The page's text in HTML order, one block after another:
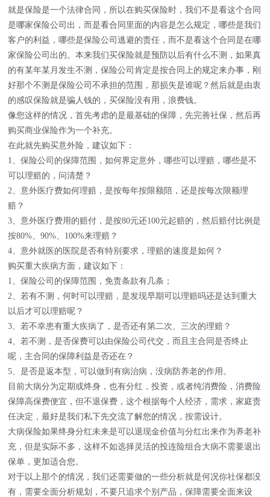
就是保险是一个法律合同，所以在购买保险时，我们不是看这个合同
是哪家保险公司出，而是看合同里面的内容是怎么规定，哪些是我们
客户的利益，哪些是保险公司逃避的责任，而不是看这个合同是在哪
家保险公司出的。本来我们买保险就是预防以后有什么不测，如果真
的有某年某月发生不测，保险公司肯定是按合同上的规定来办事，刚
好那个不测是保险公司不承担的范围，那损失是谁呢？然后就是由衷
的感叹保险就是骗人钱的，买保险没有用，浪费钱。
像您这样的情况，首先考虑的是最基础的保障，先完善社保，然后再
购买商业保险作为一个补充。
在此就先购买意外险，建议如下：
1、保险公司的保障范围，如何界定意外，哪些可以理赔，哪些是不
可以理赔的，问清楚？
2、意外医疗费如何理赔，是按每年按限额陪，还是按每次限额理
赔？
3、意外医疗费用的赔付，是按80元还100元起赔的，然后赔付比例是
按80%、90%、100%来理赔？
4、意外就医的医院是否有特别要求，理赔的速度是如何？
购买重大疾病方面，建议如下：
1、保险公司的保障范围，免责条款有几条；
2、若有不测，何时可以理赔，是发现早期可以理赔吗还是达到重大
以后才可以理赔呢？
3、若不幸患有重大疾病了，是否还有第二次、三次的理赔？
4、若不测，是否保费可以由保险公司代交，而且主合同是否终止
呢，主合同的保障利益是否还在？
5、是否是返本型，可以做到有病治病，没病防养老的作用。
目前大病分为定期或终身，也有分红，投资，或者纯消费险，消费险
保障高保费便宜，但不退保费，这个根据每个人经济，需求，家庭责
任决定，最好是我们私下先交流了解您的情况，按需设计。
大病保险如果终身分红未来是可以退现金价值与分红出来作为养老补
充，但是实际不多，这样不如选择灵活的投连险组合大病不需要退出
保单，更加适合您。
对于以上那个的情况，我们还需要做的一些分析就是何况你社保都没
有，需要全面分析规划，不要只追求个别产品，保障需要全面来设